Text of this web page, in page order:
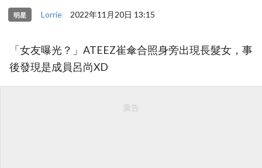
明星 Lorrie 2022年11月20日 13:15
「女友曝光？」ATEEZ崔傘合照身旁出現長髮女，事
後發現是成員呂尚XD
廣告